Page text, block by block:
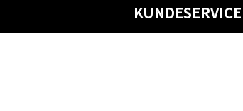
KUNDESERVICE
📝Skriv til os